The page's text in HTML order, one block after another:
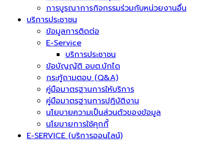
การบูรณาการกิจกรรมร่วมกับหน่วยงานอื่น
บริการประชาชน
ข้อมูลการติดต่อ
E-Service
บริการประชาชน
ข้อบัญญัติ อบต.บักได
กระทู้ถามตอบ (Q&A)
คู่มือมาตรฐานการให้บริการ
คู่มือมาตรฐานการปฏิบัติงาน
นโยบายความเป็นส่วนตัวของข้อมูล
นโยบายการใช้คุกกี้
E-SERVICE (บริการออนไลน์)